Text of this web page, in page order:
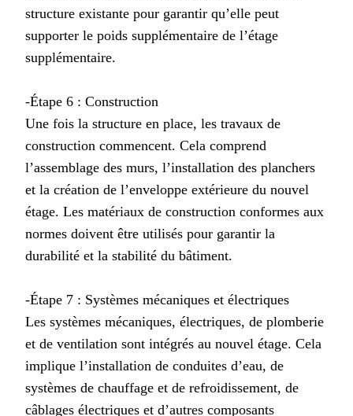
structure existante pour garantir qu’elle peut
supporter le poids supplémentaire de l’étage
supplémentaire.
-Étape 6 : Construction
Une fois la structure en place, les travaux de
construction commencent. Cela comprend
l’assemblage des murs, l’installation des planchers
et la création de l’enveloppe extérieure du nouvel
étage. Les matériaux de construction conformes aux
normes doivent être utilisés pour garantir la
durabilité et la stabilité du bâtiment.
-Étape 7 : Systèmes mécaniques et électriques
Les systèmes mécaniques, électriques, de plomberie
et de ventilation sont intégrés au nouvel étage. Cela
implique l’installation de conduites d’eau, de
systèmes de chauffage et de refroidissement, de
câblages électriques et d’autres composants